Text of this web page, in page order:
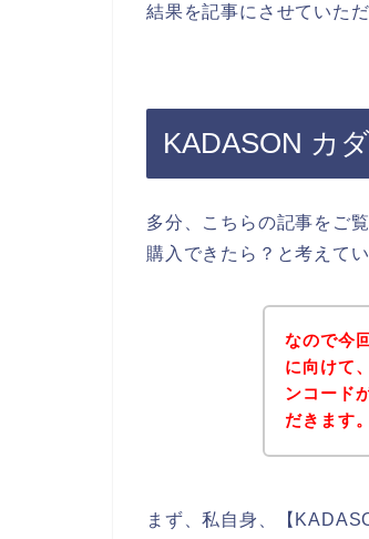
結果を記事にさせていただ
KADASON カ
多分、こちらの記事をご
購入できたら？と考えて
なので今
に向けて
ンコード
だきます。
まず、私自身、【